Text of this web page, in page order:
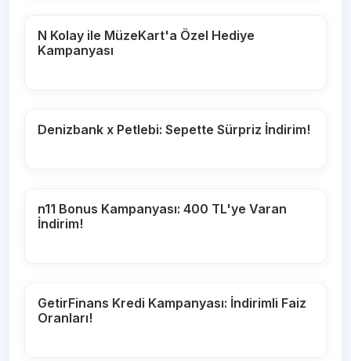
N Kolay ile MüzeKart'a Özel Hediye
Kampanyası
Denizbank x Petlebi: Sepette Sürpriz İndirim!
n11 Bonus Kampanyası: 400 TL'ye Varan
İndirim!
GetirFinans Kredi Kampanyası: İndirimli Faiz
Oranları!